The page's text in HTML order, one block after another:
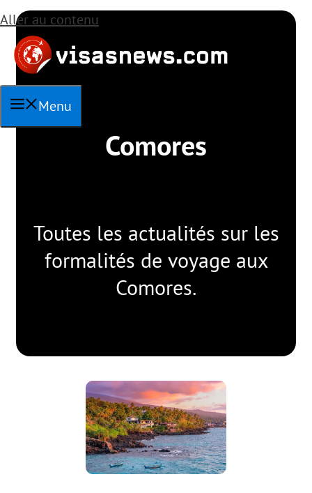
Aller au contenu
Menu
Comores
Toutes les actualités sur les
formalités de voyage aux
Comores.